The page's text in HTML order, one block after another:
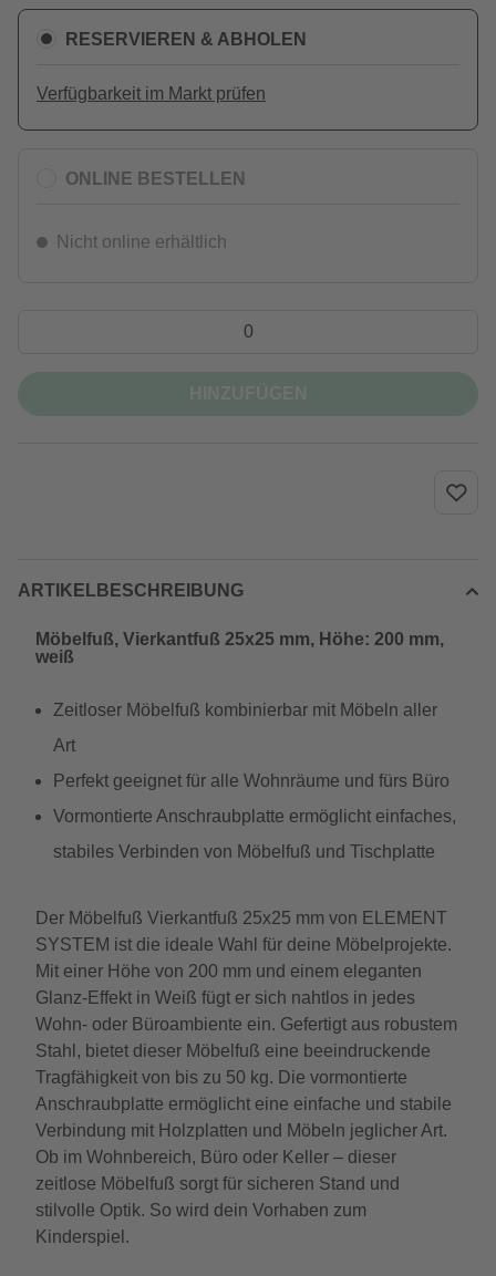
RESERVIEREN & ABHOLEN
Verfügbarkeit im Markt prüfen
ONLINE BESTELLEN
Nicht online erhältlich
ARTIKELBESCHREIBUNG
Möbelfuß, Vierkantfuß 25x25 mm, Höhe: 200 mm,
weiß
Zeitloser Möbelfuß kombinierbar mit Möbeln aller
Art
Perfekt geeignet für alle Wohnräume und fürs Büro
Vormontierte Anschraubplatte ermöglicht einfaches,
stabiles Verbinden von Möbelfuß und Tischplatte
Der Möbelfuß Vierkantfuß 25x25 mm von ELEMENT
SYSTEM ist die ideale Wahl für deine Möbelprojekte.
Mit einer Höhe von 200 mm und einem eleganten
Glanz-Effekt in Weiß fügt er sich nahtlos in jedes
Wohn- oder Büroambiente ein. Gefertigt aus robustem
Stahl, bietet dieser Möbelfuß eine beeindruckende
Tragfähigkeit von bis zu 50 kg. Die vormontierte
Anschraubplatte ermöglicht eine einfache und stabile
Verbindung mit Holzplatten und Möbeln jeglicher Art.
Ob im Wohnbereich, Büro oder Keller – dieser
zeitlose Möbelfuß sorgt für sicheren Stand und
stilvolle Optik. So wird dein Vorhaben zum
Kinderspiel.